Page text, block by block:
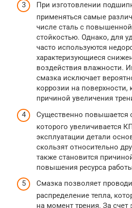
При изготовлении
применяться самые
числе сталь с
стойкостью. Однако, для
часто используются
характеризующиеся
воздействия влажности.
смазка исключает
коррозии на поверхности,
причиной увеличения
Существенно повышается
которого увеличивается
эксплуатации детали
скользят относительно
также становится
повышения ресурса
Смазка позволяет
распределение тепла,
на момент трения. За счет